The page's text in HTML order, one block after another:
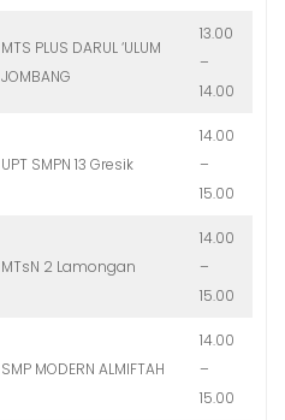
MTS PLUS DARUL ‘ULUM
JOMBANG
13.00
–
14.00
UPT SMPN 13 Gresik
14.00
–
15.00
MTsN 2 Lamongan
14.00
–
15.00
SMP MODERN ALMIFTAH
14.00
–
15.00